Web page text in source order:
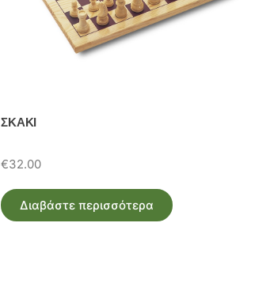
ΣΚΑΚΙ
€32.00
Διαβάστε περισσότερα